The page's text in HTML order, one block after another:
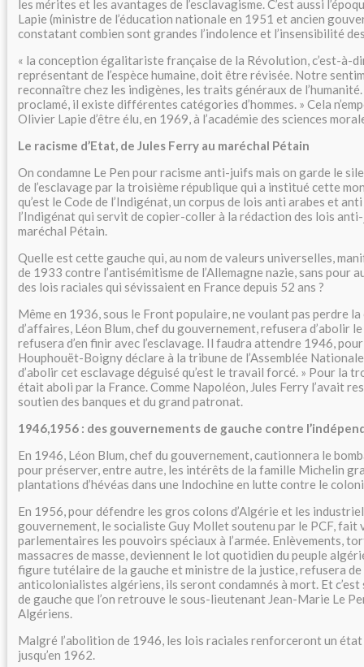
les mérites et les avantages de l’esclavagisme. C’est aussi
Lapie (ministre de l’éducation nationale en 1951 et ancien
constatant combien sont grandes l’indolence et l’insensibilité
« la conception égalitariste française de la Révolution, c’est-à-
représentant de l’espèce humaine, doit être révisée. Notre
reconnaître chez les indigènes, les traits généraux de
proclamé, il existe différentes catégories d’hommes. » Cela
Olivier Lapie d’être élu, en 1969, à l’académie des sciences
Le racisme d’Etat, de Jules Ferry au maréchal Pétain
On condamne Le Pen pour racisme anti-juifs mais on garde le
de l’esclavage par la troisième république qui a institué cette
qu’est le Code de l’Indigénat, un corpus de lois anti arabes et
l’Indigénat qui servit de copier-coller à la rédaction des lois
maréchal Pétain.
Quelle est cette gauche qui, au nom de valeurs universelles,
de 1933 contre l’antisémitisme de l’Allemagne nazie, sans pour
des lois raciales qui sévissaient en France depuis 52 ans ?
Même en 1936, sous le Front populaire, ne voulant pas perdre
d’affaires, Léon Blum, chef du gouvernement, refusera d’abolir
refusera d’en finir avec l’esclavage. Il faudra attendre 1946,
Houphouët-Boigny déclare à la tribune de l’Assemblée Nationale
d’abolir cet esclavage déguisé qu’est le travail forcé. » Pour la
était aboli par la France. Comme Napoléon, Jules Ferry l’avait
soutien des banques et du grand patronat.
1946,1956 : des gouvernements de gauche contre
En 1946, Léon Blum, chef du gouvernement, cautionnera le
pour préserver, entre autre, les intérêts de la famille Michelin
plantations d’hévéas dans une Indochine en lutte contre le
En 1956, pour défendre les gros colons d’Algérie et les
gouvernement, le socialiste Guy Mollet soutenu par le PCF, fait
parlementaires les pouvoirs spéciaux à l’armée. Enlèvements,
massacres de masse, deviennent le lot quotidien du peuple
figure tutélaire de la gauche et ministre de la justice, refusera
anticolonialistes algériens, ils seront condamnés à mort. Et
de gauche que l’on retrouve le sous-lieutenant Jean-Marie Le
Algériens.
Malgré l’abolition de 1946, les lois raciales renforceront un état
jusqu’en 1962.